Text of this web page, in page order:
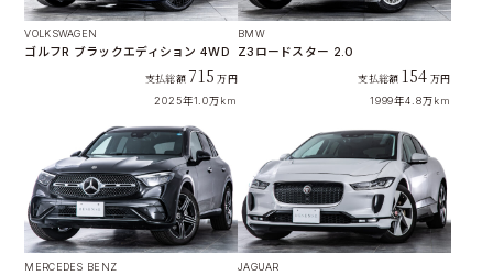
VOLKSWAGEN
ゴルフR ブラックエディション 4WD
支払総額715 万円
2025年1.0万km
BMW
Z3ロードスター 2.0
支払総額 154 万円
1999年4.8万km
MERCEDES BENZ JAGUAR